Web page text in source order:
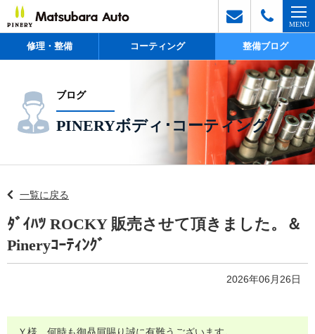
修理・整備 コーティング 整備ブログ
ブログ
PINERYボディ･コーティング
一覧に戻る
ﾀﾞｲﾊﾂ ROCKY 販売させて頂きました。＆
Pineryｺｰﾃｨﾝｸﾞ
2026年06月26日